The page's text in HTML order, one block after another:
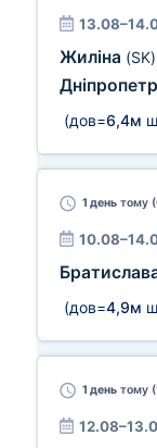
Жиліна (SK)
(дов=6,4м
1 день тому
(дов=4,9м
1 день тому